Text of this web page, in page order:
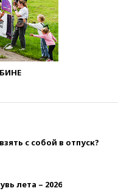
с собой в отпуск?
лета – 2026